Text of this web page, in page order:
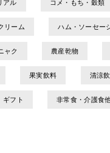
アル コメ・もち・穀類
リーム ハム・ソーセー
ャク 農産乾物
果実飲料 清涼
ギフト 非常食・介護食